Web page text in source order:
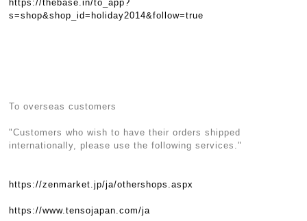
https://thebase.in/to_app?
s=shop&shop_id=holiday2014&follow=true
To overseas customers
"Customers who wish to have their orders shipped
internationally, please use the following services."
https://zenmarket.jp/ja/othershops.aspx
https://www.tensojapan.com/ja